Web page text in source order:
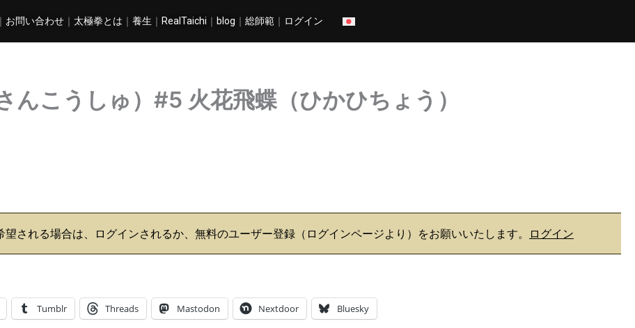
｜ お問い合わせ ｜ 太極拳とは ｜ 養生 ｜ RealTaichi ｜ blog ｜ 総師範 ｜ ログイン
こうしゅ）#5 火花飛蝶（ひかひちょう）
される場合は、ログインされるか、無料のユーザー登録（ログインページより）をお願いいたします。 ログイン
Tumblr Threads Mastodon Nextdoor Bluesky